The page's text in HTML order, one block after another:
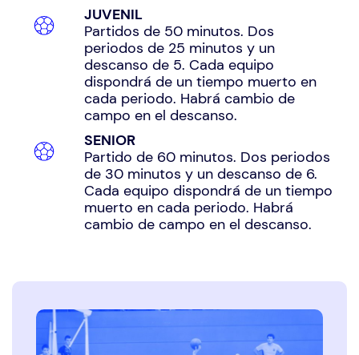
JUVENIL
Partidos de 50 minutos. Dos
periodos de 25 minutos y un
descanso de 5. Cada equipo
dispondrá de un tiempo muerto en
cada periodo. Habrá cambio de
campo en el descanso.
SENIOR
Partido de 60 minutos. Dos periodos
de 30 minutos y un descanso de 6.
Cada equipo dispondrá de un tiempo
muerto en cada periodo. Habrá
cambio de campo en el descanso.